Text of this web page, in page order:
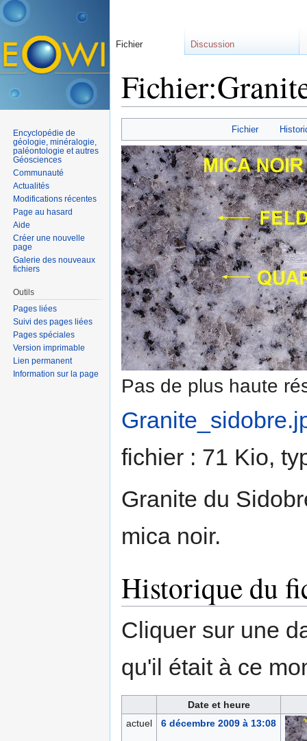
Fichier
Pas de plus haute
fichier : 71 Kio,
Granite du
mica noir.
Historique du
Cliquer sur une
qu'il était à ce
Date et heure
actuel
6 décembre 2009 à 13:08
Fichier Discussion
Encyclopédie de
géologie, minéralogie,
paléontologie et autres
Géosciences
Communauté
Actualités
Modifications récentes
Page au hasard
Aide
Créer une nouvelle
page
Galerie des nouveaux
fichiers
Outils
Pages liées
Suivi des pages liées
Pages spéciales
Version imprimable
Lien permanent
Information sur la page